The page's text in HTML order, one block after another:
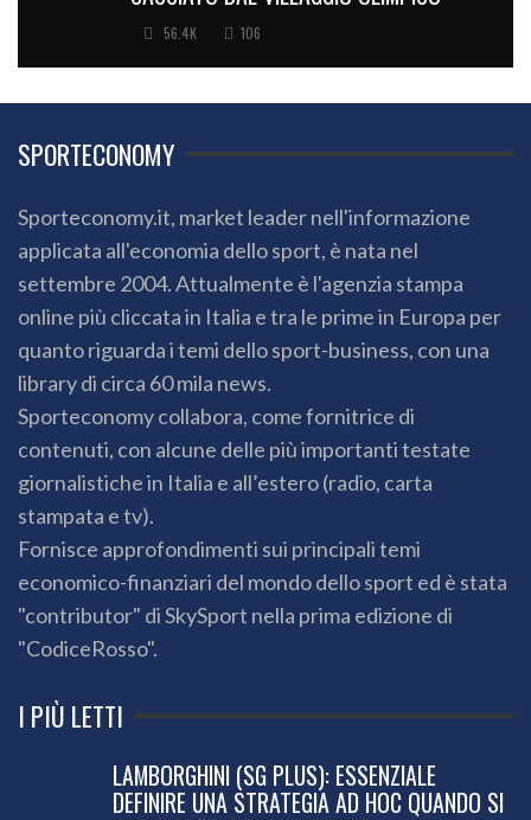
56.4K 106
SPORTECONOMY
Sporteconomy.it, market leader nell'informazione
applicata all'economia dello sport, è nata nel
settembre 2004. Attualmente è l'agenzia stampa
online più cliccata in Italia e tra le prime in Europa per
quanto riguarda i temi dello sport-business, con una
library di circa 60 mila news.
Sporteconomy collabora, come fornitrice di
contenuti, con alcune delle più importanti testate
giornalistiche in Italia e all’estero (radio, carta
stampata e tv).
Fornisce approfondimenti sui principali temi
economico-finanziari del mondo dello sport ed è stata
"contributor" di SkySport nella prima edizione di
"CodiceRosso".
I PIÙ LETTI
LAMBORGHINI (SG PLUS): ESSENZIALE
DEFINIRE UNA STRATEGIA AD HOC QUANDO SI